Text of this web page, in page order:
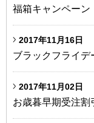
福箱キャンペーン
2017年11月16日
ブラックフライデ
2017年11月02日
お歳暮早期受注割